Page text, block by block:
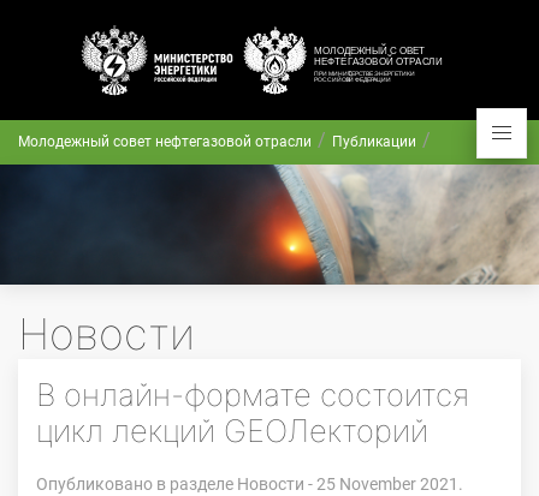
Молодежный совет нефтегазовой отрасли Публикации
Новости
В онлайн-формате состоится
цикл лекций GEOЛекторий
Опубликовано в разделе Новости - 25 November 2021.